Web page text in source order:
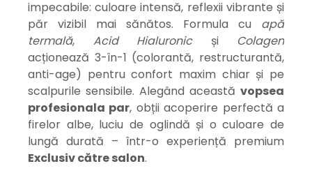
impecabile: culoare intensă, reflexii vibrante și
păr vizibil mai sănătos. Formula cu apă
termală, Acid Hialuronicși Colagen
acționează 3-în-1 (colorantă, restructurantă,
anti-age) pentru confort maxim chiar și pe
scalpurile sensibile. Alegând această vopsea
profesionala par, obții acoperire perfectă a
firelor albe, luciu de oglindă și o culoare de
lungă durată – într-o experiență premium
Exclusiv către salon.